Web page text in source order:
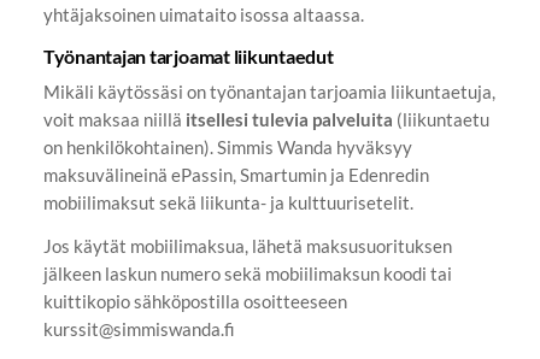
yhtäjaksoinen uimataito isossa altaassa.
Työnantajan tarjoamat liikuntaedut
Mikäli käytössäsi on työnantajan tarjoamia liikuntaetuja,
voit maksaa niillä itsellesi tulevia palveluita (liikuntaetu
on henkilökohtainen). Simmis Wanda hyväksyy
maksuvälineinä ePassin, Smartumin ja Edenredin
mobiilimaksut sekä liikunta- ja kulttuurisetelit.
Jos käytät mobiilimaksua, lähetä maksusuorituksen
jälkeen laskun numero sekä mobiilimaksun koodi tai
kuittikopio sähköpostilla osoitteeseen
kurssit@simmiswanda.fi